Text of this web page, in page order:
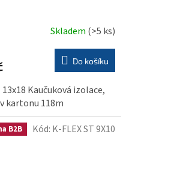
Skladem (>5 ks)
Do košíku
13x18 Kaučuková izolace,
kartonu 118m
B2B Kód: K-FLEX ST 9X10